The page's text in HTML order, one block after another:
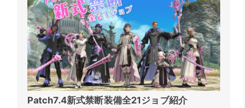
Patch7.4新式禁断装備全21ジョブ紹介